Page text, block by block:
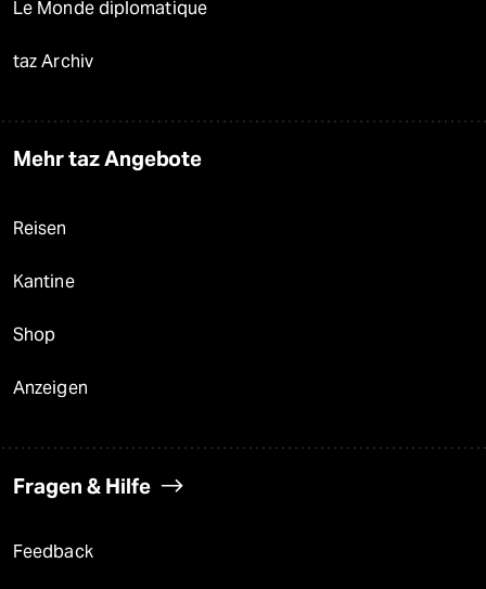
Le Monde diplomatique
taz Archiv
Mehr taz Angebote
Reisen
Kantine
Shop
Anzeigen
Fragen & Hilfe
Feedback